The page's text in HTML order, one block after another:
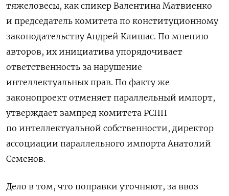
тяжеловесы, как спикер Валентина Матвиенко
и председатель комитета по конституционному
законодательству Андрей Клишас. По мнению
авторов, их инициатива упорядочивает
ответственность за нарушение
интеллектуальных прав. По факту же
законопроект отменяет параллельный импорт,
утверждает зампред комитета РСПП
по интеллектуальной собственности, директор
ассоциации параллельного импорта Анатолий
Семенов.
Дело в том, что поправки уточняют, за ввоз